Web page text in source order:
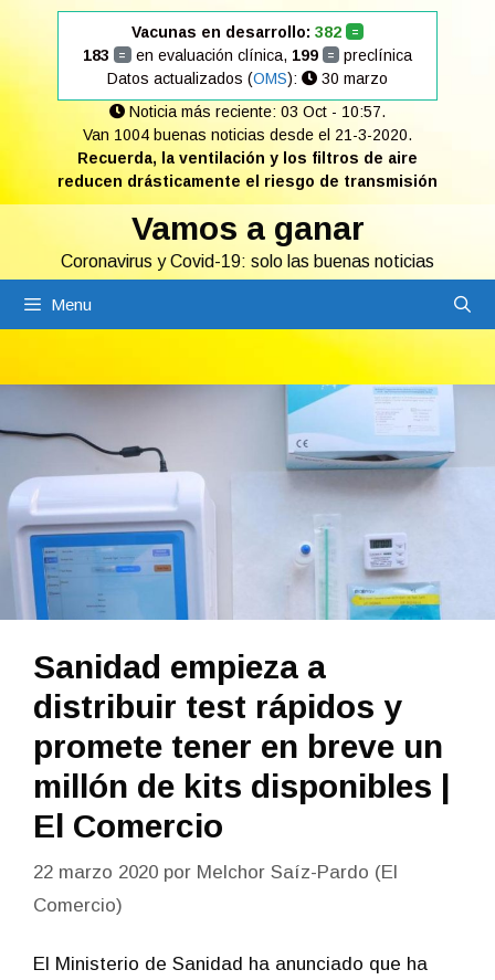
Vacunas en desarrollo: 382 =
183 = en evaluación clínica, 199 = preclínica
Datos actualizados (OMS):
30 marzo
Noticia más reciente: 03 Oct - 10:57.
Van 1004 buenas noticias desde el 21-3-2020.
Recuerda, la ventilación y los filtros de aire
reducen drásticamente el riesgo de transmisión
Vamos a ganar
Coronavirus y Covid-19: solo las buenas noticias
Menu
Sanidad empieza a
distribuir test rápidos y
promete tener en breve un
millón de kits disponibles |
El Comercio
22 marzo 2020 por Melchor Saíz-Pardo (El
Comercio)
El Ministerio de Sanidad ha anunciado que ha